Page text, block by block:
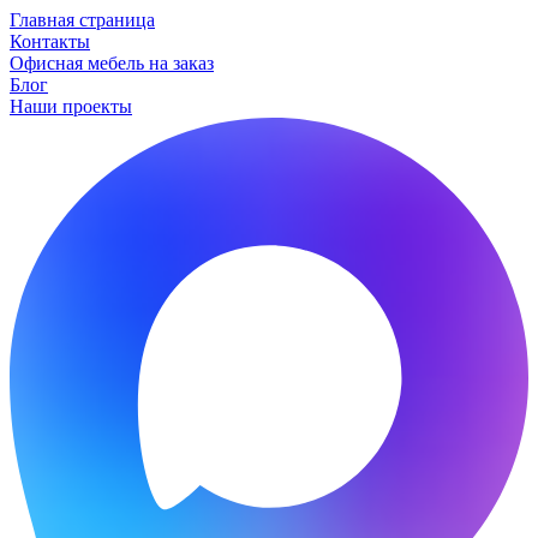
Главная страница
Контакты
Офисная мебель на заказ
Блог
Наши проекты